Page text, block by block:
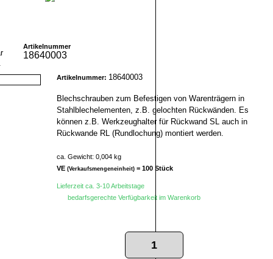
Artikelnummer
18640003
Artikelnummer: 18640003
Blechschrauben zum Befestigen von Warenträgern in
Stahlblechelementen, z.B. gelochten Rückwänden. Es
können z.B. Werkzeughalter für Rückwand SL auch in
Rückwande RL (Rundlochung) montiert werden.
ca. Gewicht: 0,004 kg
VE (Verkaufsmengeneinheit) = 100 Stück
Lieferzeit ca. 3-10 Arbeitstage
bedarfsgerechte Verfügbarkeit im Warenkorb